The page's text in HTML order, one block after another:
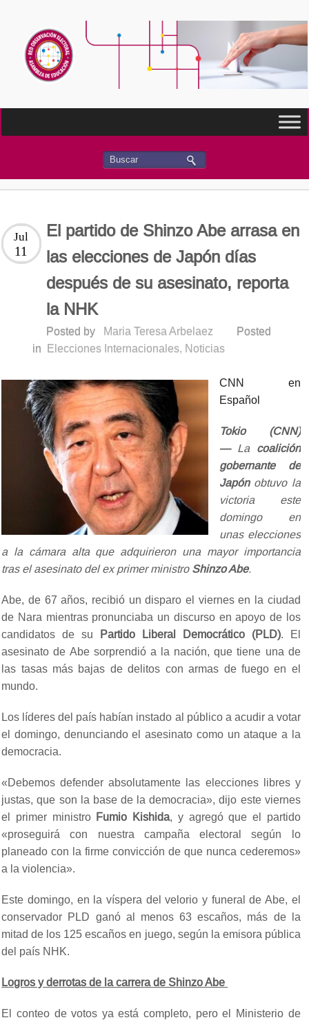
El partido de Shinzo Abe arrasa en
las elecciones de Japón días
después de su asesinato, reporta
la NHK
Jul
11
Posted by Maria Teresa Arbelaez
Posted
in
Elecciones Internacionales, Noticias
CNN en
Español
Tokio (CNN)
—La coalición
gobernante de
Japónobtuvo la
victoria este
domingo en
unas elecciones
a la cámara alta que adquirieron una mayor importancia
tras el asesinato del ex primer ministro Shinzo Abe.
Abe, de 67 años, recibió un disparo el viernes en la ciudad
de Nara mientras pronunciaba un discurso en apoyo de los
candidatos de su
Partido Liberal Democrático (PLD). El
asesinato de Abe sorprendió a la nación, que tiene una de
las tasas más bajas de delitos con armas de fuego en el
mundo.
Los líderes del país habían instado al público a acudir a votar
el domingo, denunciando el asesinato como un ataque a la
democracia.
«Debemos defender absolutamente las elecciones libres y
justas, que son la base de la democracia», dijo este viernes
el primer ministro Fumio Kishida, y agregó que el partido
«proseguirá con nuestra campaña electoral según lo
planeado con la firme convicción de que nunca cederemos»
a la violencia».
Este domingo, en la víspera del velorio y funeral de Abe, el
conservador PLD ganó al menos 63 escaños, más de la
mitad de los 125 escaños en juego, según la emisora pública
del país NHK.
Logros y derrotas de la carrera de Shinzo Abe
El conteo de votos ya está completo, pero el Ministerio de